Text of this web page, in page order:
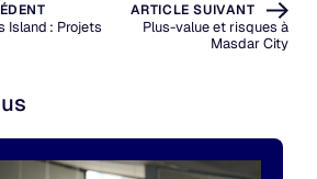
Island : Projets
ARTICLE SUIVANT
Plus-value et risques à
Masdar City